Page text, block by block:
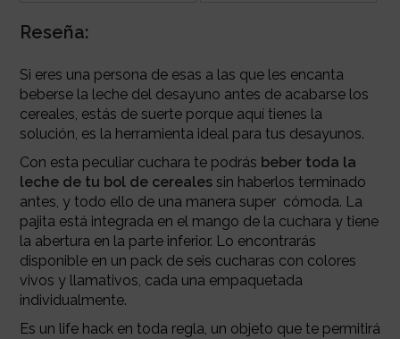
Reseña:
Si eres una persona de esas a las que les encanta
beberse la leche del desayuno antes de acabarse los
cereales, estás de suerte porque aquí tienes la
solución, es la herramienta ideal para tus desayunos.
Con esta peculiar cuchara te podrás beber toda la
leche de tu bol de cerealessin haberlos terminado
antes, y todo ello de una manera super cómoda. La
pajita está integrada en el mango de la cuchara y tiene
la abertura en la parte inferior. Lo encontrarás
disponible en un pack de seis cucharas con colores
vivos y llamativos, cada una empaquetada
individualmente.
Es un life hack en toda regla, un objeto que te permitirá